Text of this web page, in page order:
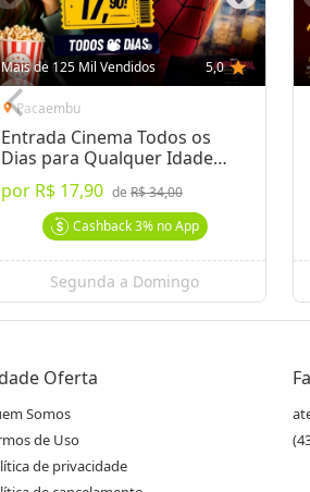
Mais de 125 Mil Vendidos 5,0 star
location_onPacaembu
Entrada Cinema Todos os
Dias para Qualquer Idade
Londrina
por R$ 17,90 de R$ 34,00
Cashback3%no App
Segunda a Domingo
Oferta
Somos
de Uso
de privacidade